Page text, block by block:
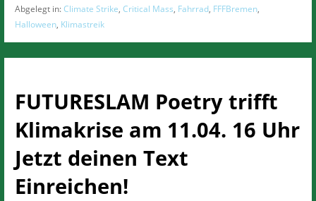
Abgelegt in:Climate Strike, Critical Mass, Fahrrad, FFFBremen,
Halloween, Klimastreik
FUTURESLAM Poetry trifft
Klimakrise am 11.04. 16 Uhr
Jetzt deinen Text
Einreichen!